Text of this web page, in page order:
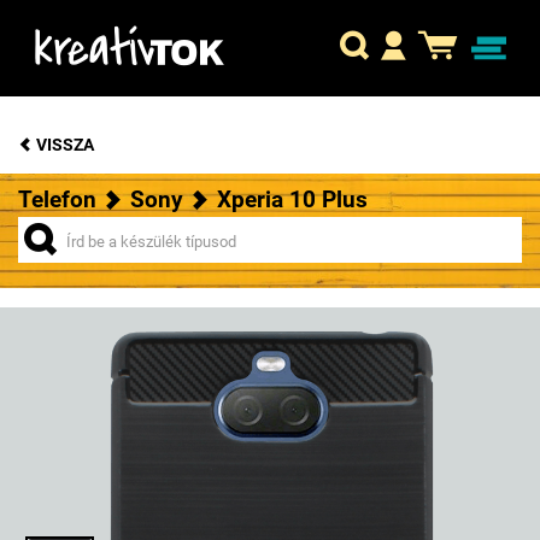
VISSZA
Telefon Sony Xperia 10 Plus